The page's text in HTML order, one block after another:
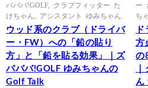
バババ!GOLF, クラブフィッター た
けちゃん
アシスタント ゆみちゃん
ウッド系のクラブ（ドライバ
ー・FW）への「鉛の貼り
方」と「鉛を貼る効果」｜ズ
バババ!GOLF ゆみちゃんの
Golf Talk
ー
ち
方
の
ん